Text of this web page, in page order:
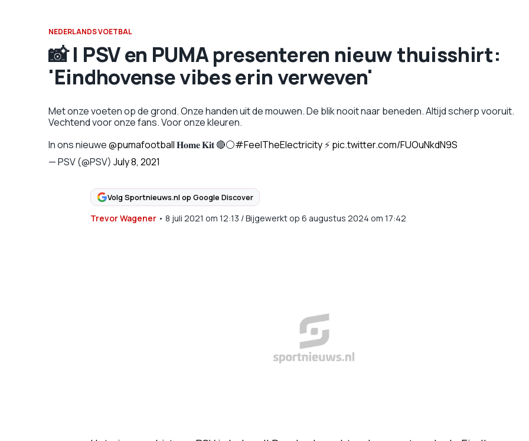
NEDERLANDS VOETBAL
📸 | PSV en PUMA presenteren nieuw thuisshirt:
'Eindhovense vibes erin verweven'
Met onze voeten op de grond. Onze handen uit de mouwen. De blik nooit naar beneden. Altijd scherp vooruit.
Vechtend voor onze fans. Voor onze kleuren.
In ons nieuwe@pumafootball𝐇𝐨𝐦𝐞 𝐊𝐢𝐭 🔴⚪#FeelTheElectricity⚡pic.twitter.com/FUOuNkdN9S
— PSV (@PSV) July 8, 2021
Volg Sportnieuws.nl op Google Discover
Trevor Wagener• 8 juli 2021 om 12:13 /Bijgewerkt op 6 augustus 2024 om 17:42